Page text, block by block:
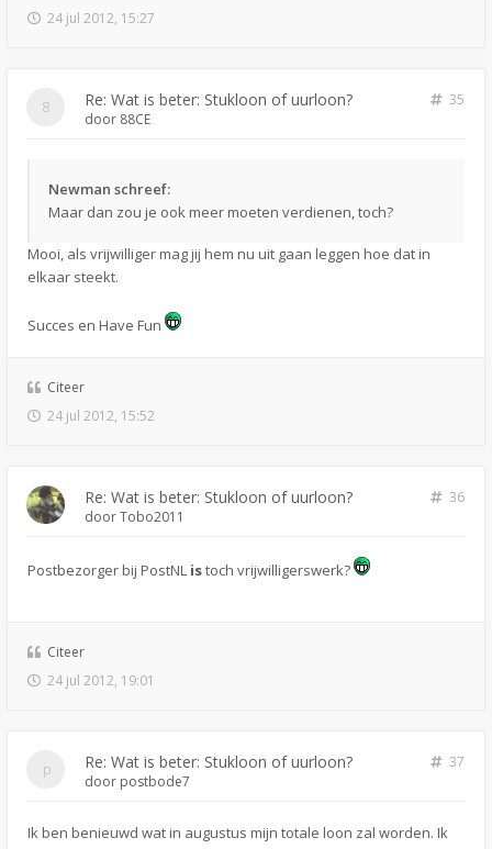
24 jul 2012, 15:27
Re: Wat is beter: Stukloon of uurloon?
35
door 88CE
Newman schreef:
Maar dan zou je ook meer moeten verdienen, toch?
Mooi, als vrijwilliger mag jij hem nu uit gaan leggen hoe dat in
elkaar steekt.
Succes en Have Fun
Citeer
24 jul 2012, 15:52
Re: Wat is beter: Stukloon of uurloon?
36
doorTobo2011
Postbezorger bij PostNL istoch vrijwilligerswerk?
Citeer
24 jul 2012, 19:01
Re: Wat is beter: Stukloon of uurloon?
37
door postbode7
Ik ben benieuwd wat in augustus mijn totale loon zal worden. Ik